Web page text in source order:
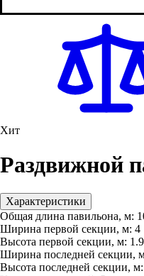
Хит
Раздвижной
Характеристики
Общая длина павильона, м:
Ширина первой секции, м: 4
Высота первой секции, м:
Ширина последней секции,
Высота последней секции, м: